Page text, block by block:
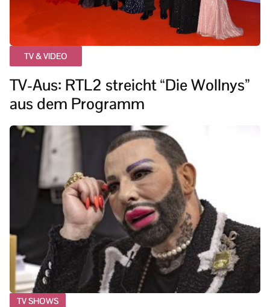
TV & VIDEO
TV-Aus: RTL2 streicht “Die Wollnys”
aus dem Programm
TV SHOWS